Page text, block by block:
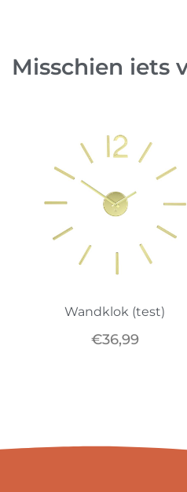
Misschien iets
Wandklok (test)
€36,99